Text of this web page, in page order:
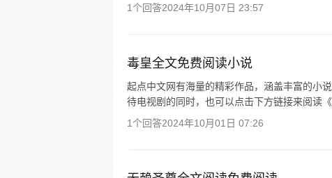
1个回答2024年10月07日 23:57
毒皇全文免费阅读小说
起点中文网有海量的精彩作品，涵盖丰富的小
待电视剧的同时，也可以点击下方链接来阅读
1个回答2024年10月01日 07:26